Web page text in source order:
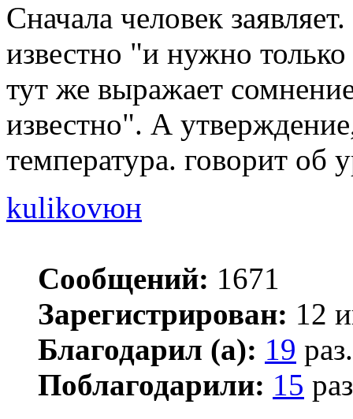
Сначала человек
известно "и нужно
тут же выражает
известно". А
температура. говорит об
kulikovюн
Сообщений: 1671
Зарегистрирован: 12
Благодарил (а): 19 раз.
Поблагодарили: 15